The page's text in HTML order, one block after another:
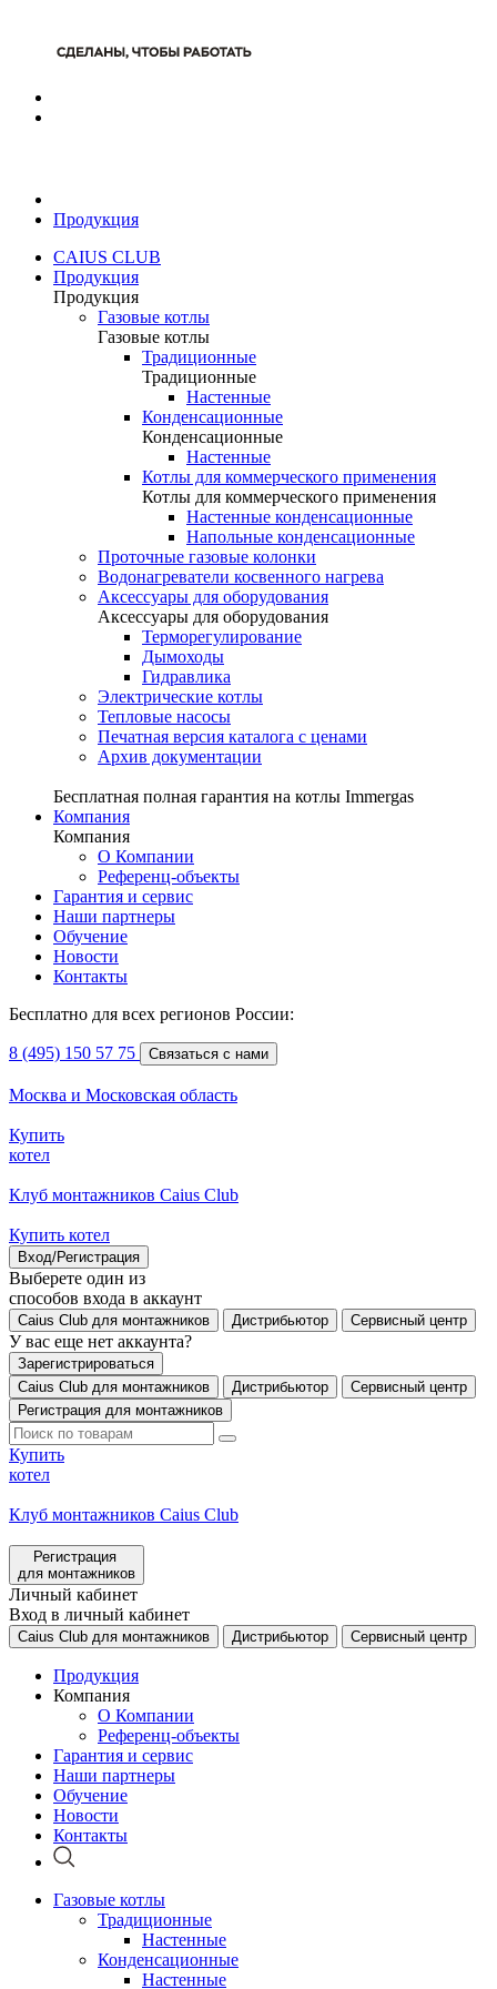
Продукция
CAIUS CLUB
Продукция
Продукция
Газовые котлы
Газовые котлы
Традиционные
Традиционные
Настенные
Конденсационные
Конденсационные
Настенные
Котлы для коммерческого применения
Котлы для коммерческого применения
Настенные конденсационные
Напольные конденсационные
Проточные газовые колонки
Водонагреватели косвенного нагрева
Аксессуары для оборудования
Аксессуары для оборудования
Терморегулирование
Дымоходы
Гидравлика
Электрические котлы
Тепловые насосы
Печатная версия каталога с ценами
Архив документации
Бесплатная полная гарантия на котлы Immergas
Компания
Компания
О Компании
Референц-объекты
Гарантия и сервис
Наши партнеры
Обучение
Новости
Контакты
Бесплатно для всех регионов России:
8 (495) 150 57 75 Связаться с нами
Москва и Московская область
Купить
котел
Клуб монтажников Caius Club
Купить котел
Вход/Регистрация
Выберете один из
способов входа в аккаунт
Caius Club для монтажников Дистрибьютор Сервисный центр
У вас еще нет аккаунта?
Зарегистрироваться
Caius Club для монтажников
Дистрибьютор
Сервисный центр
Регистрация для монтажников
Купить
котел
Клуб монтажников Caius Club
Регистрация
для монтажников
Личный кабинет
Вход в личный кабинет
Caius Club для монтажников Дистрибьютор Сервисный центр
Продукция
Компания
О Компании
Референц-объекты
Гарантия и сервис
Наши партнеры
Обучение
Новости
Контакты
Газовые котлы
Традиционные
Настенные
Конденсационные
Настенные